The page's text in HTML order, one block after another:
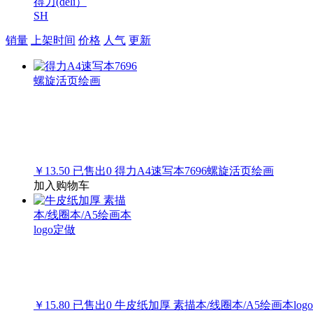
SH
销量 上架时间 价格 人气 更新
￥13.50 已售出0 得力A4速写本7696螺旋活页绘画
加入购物车
￥15.80 已售出0 牛皮纸加厚 素描本/线圈本/A5绘画本